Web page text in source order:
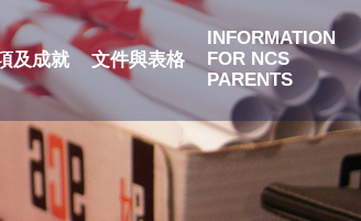
及成就 文件與表格
INFORMATION
FOR NCS
PARENTS